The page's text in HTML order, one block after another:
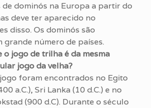
dominós na Europa a partir do
deve ter aparecido no
disso. Os dominós são
grande número de países.
o jogo de trilha é da mesma
jogo da velha?
foram encontrados no Egito
a.C.), Sri Lanka (10 d.C.) e no
(900 d.C). Durante o século